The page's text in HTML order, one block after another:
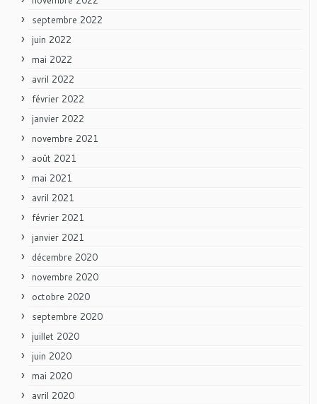
septembre 2022
juin 2022
mai 2022
avril 2022
février 2022
janvier 2022
novembre 2021
août 2021
mai 2021
avril 2021
février 2021
janvier 2021
décembre 2020
novembre 2020
octobre 2020
septembre 2020
juillet 2020
juin 2020
mai 2020
avril 2020